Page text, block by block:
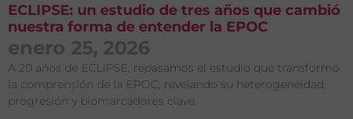
ECLIPSE: un estudio de tres años que cambió
nuestra forma de entender la EPOC
enero 25, 2026
A 20 años de ECLIPSE, repasamos el estudio que transformó
la comprensión de la EPOC, revelando su heterogeneidad,
progresión y biomarcadores clave.